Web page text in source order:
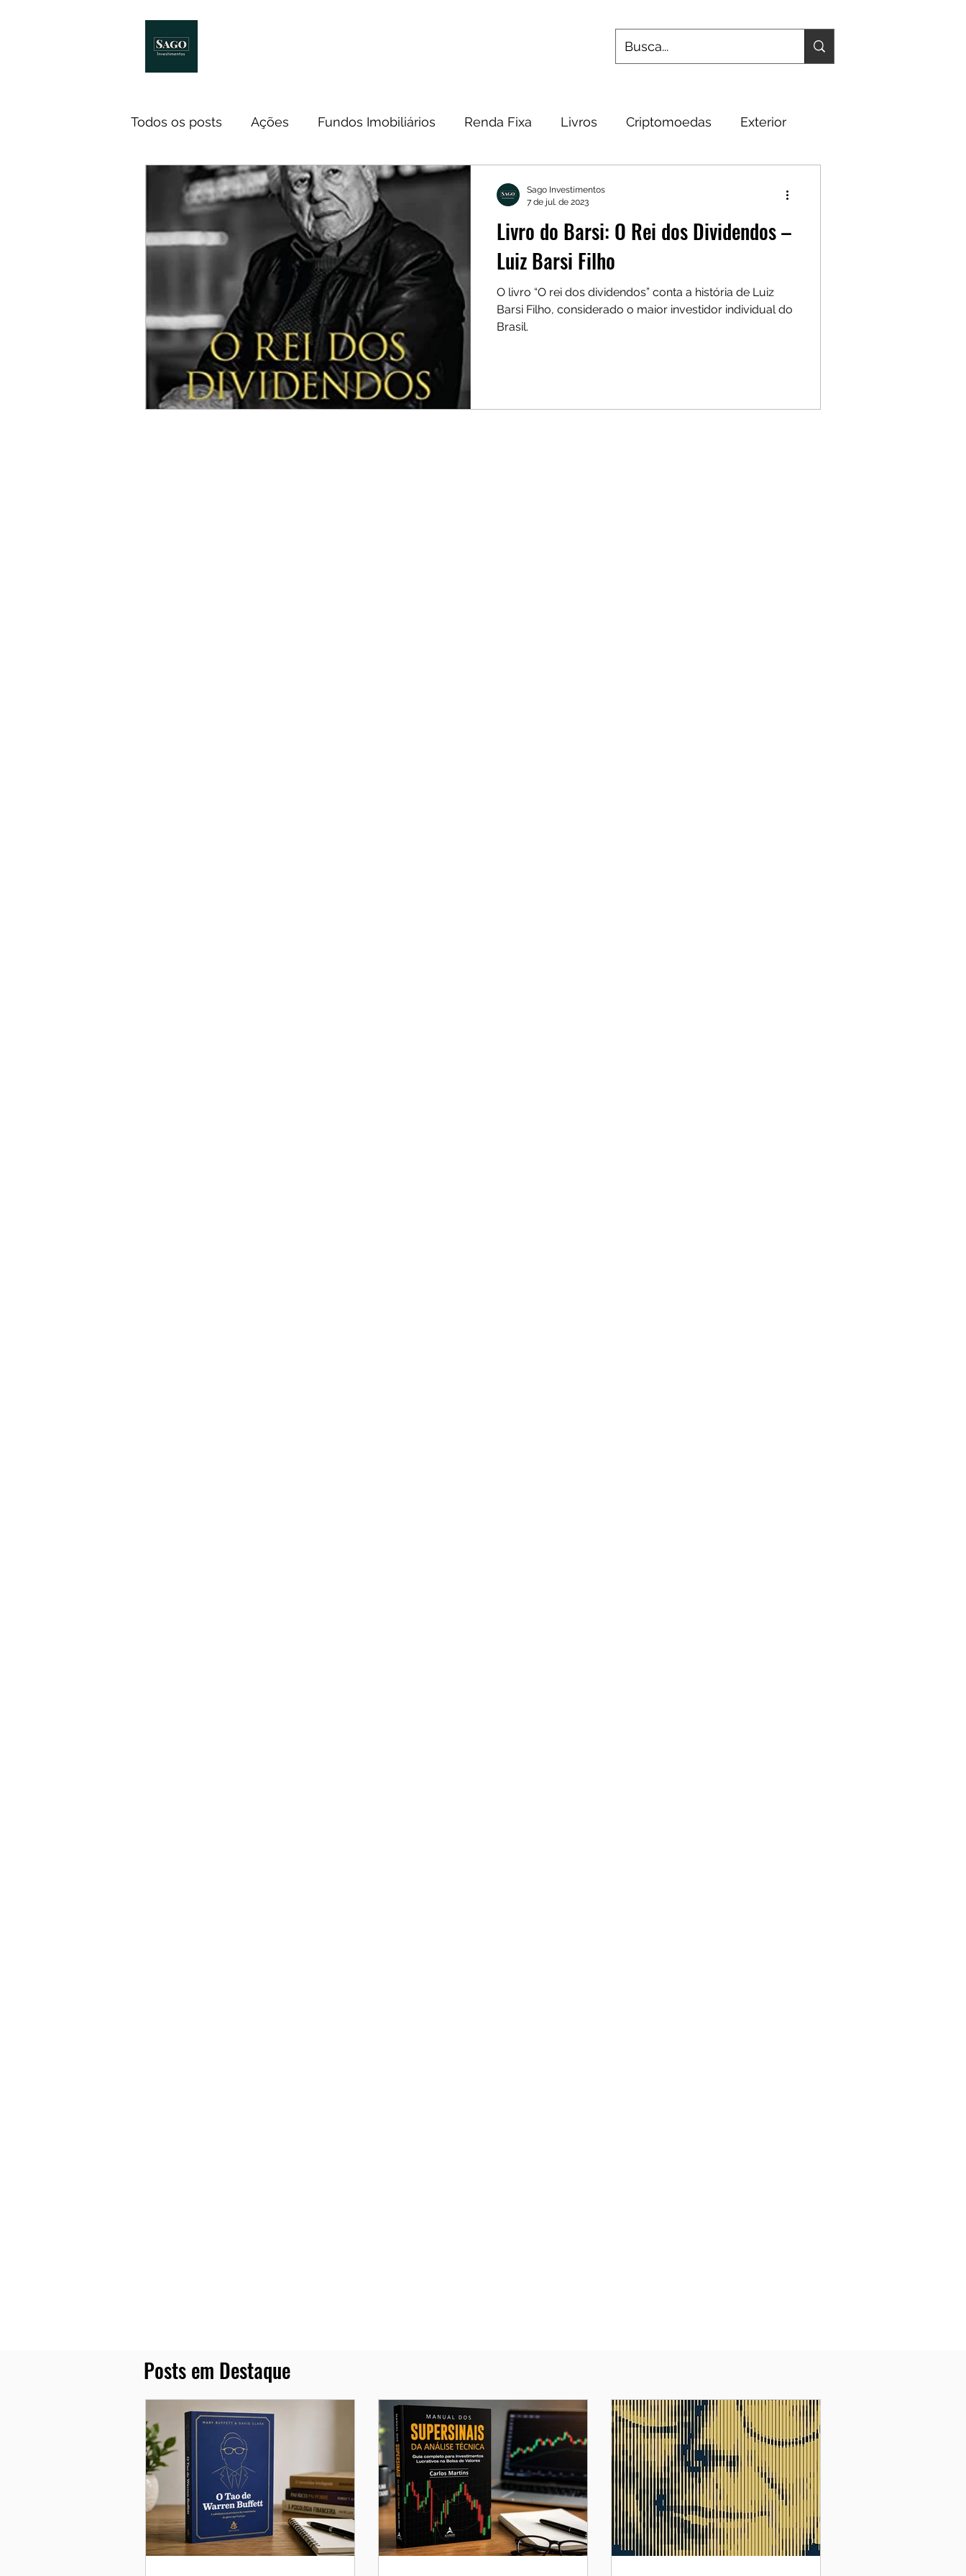
Todos os posts Ações Fundos Imobiliários Renda Fixa Livros Criptomoedas Exterior
Notícias ETF Economia Metais Preciosos
Investidores Cursos Frases Dicas Carteira Bitcoin
Livro do Barsi: O Rei dos Dividendos –
Luiz Barsi Filho
O livro “O rei dos dividendos” conta a história de Luiz
Barsi Filho, considerado o maior investidor individual do
Brasil.
Sago Investimentos
7 de jul. de 2023
Posts em Destaque